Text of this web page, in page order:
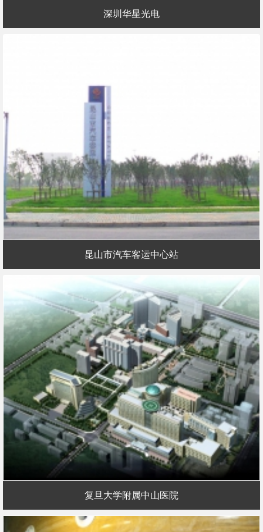
深圳华星光电
昆山市汽车客运中心站
复旦大学附属中山医院